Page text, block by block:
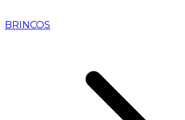
BRINCOS